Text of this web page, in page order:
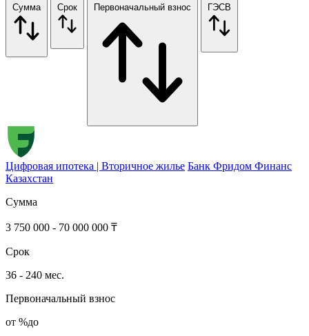
Сумма Срок Первоначальный взнос ГЭСВ
Цифровая ипотека | Вторичное жилье Банк Фридом Финанс
Казахстан
Сумма
3 750 000 - 70 000 000 ₸
Срок
36 - 240 мес.
Первоначальный взнос
от %до